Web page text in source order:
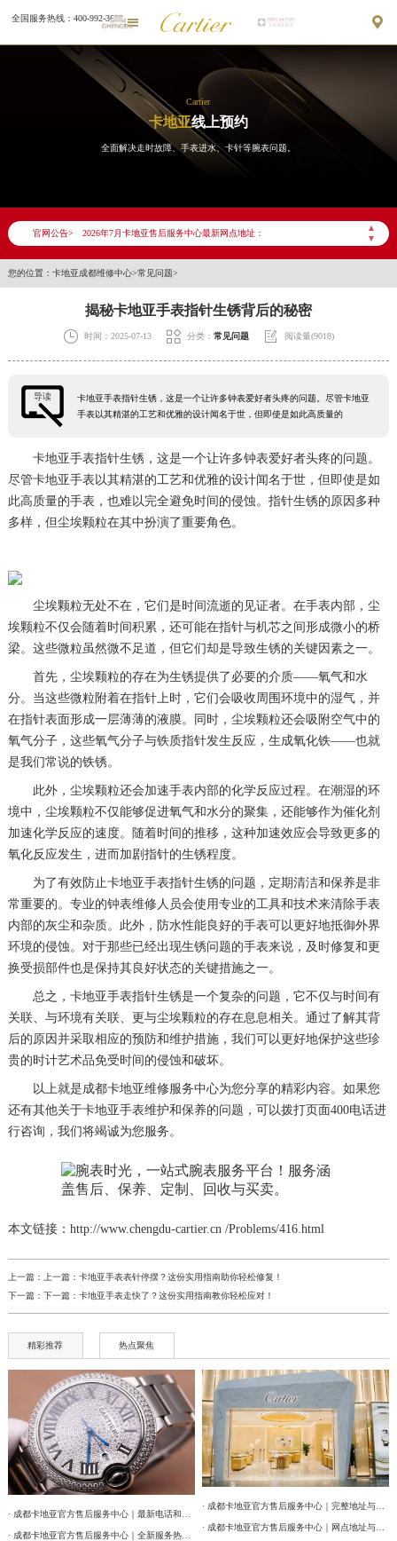
全国服务热线：400-992-3692 
Cartier
卡地亚线上预约
全面解决走时故障、手表进水、卡针等腕表问题。
官网公告>
▲
▼
2026年7月成都市卡地亚官方售后客户服务热线：400-992-3692
2026年7月卡地亚售后服务中心最新网点地址：
成都市锦江区人民东路6号SAC东原中心写字楼24层2406B室（需提前预约）
节假日正常营业！
您的位置： 卡地亚成都维修中心>常见问题>
揭秘卡地亚手表指针生锈背后的秘密
 时间：2025-07-13  分类： 常见问题  阅读量(9018)
导读
卡地亚手表指针生锈，这是一个让许多钟表爱好者头疼的问题。尽管卡地亚
手表以其精湛的工艺和优雅的设计闻名于世，但即使是如此高质量的
卡地亚手表指针生锈，这是一个让许多钟表爱好者头疼的问题。
尽管卡地亚手表以其精湛的工艺和优雅的设计闻名于世，但即使是如
此高质量的手表，也难以完全避免时间的侵蚀。指针生锈的原因多种
多样，但尘埃颗粒在其中扮演了重要角色。
尘埃颗粒无处不在，它们是时间流逝的见证者。在手表内部，尘
埃颗粒不仅会随着时间积累，还可能在指针与机芯之间形成微小的桥
梁。这些微粒虽然微不足道，但它们却是导致生锈的关键因素之一。
首先，尘埃颗粒的存在为生锈提供了必要的介质——氧气和水
分。当这些微粒附着在指针上时，它们会吸收周围环境中的湿气，并
在指针表面形成一层薄薄的液膜。同时，尘埃颗粒还会吸附空气中的
氧气分子，这些氧气分子与铁质指针发生反应，生成氧化铁——也就
是我们常说的铁锈。
此外，尘埃颗粒还会加速手表内部的化学反应过程。在潮湿的环
境中，尘埃颗粒不仅能够促进氧气和水分的聚集，还能够作为催化剂
加速化学反应的速度。随着时间的推移，这种加速效应会导致更多的
氧化反应发生，进而加剧指针的生锈程度。
为了有效防止卡地亚手表指针生锈的问题，定期清洁和保养是非
常重要的。专业的钟表维修人员会使用专业的工具和技术来清除手表
内部的灰尘和杂质。此外，防水性能良好的手表可以更好地抵御外界
环境的侵蚀。对于那些已经出现生锈问题的手表来说，及时修复和更
换受损部件也是保持其良好状态的关键措施之一。
总之，卡地亚手表指针生锈是一个复杂的问题，它不仅与时间有
关联、与环境有关联、更与尘埃颗粒的存在息息相关。通过了解其背
后的原因并采取相应的预防和维护措施，我们可以更好地保护这些珍
贵的时计艺术品免受时间的侵蚀和破坏。
以上就是成都卡地亚维修服务中心为您分享的精彩内容。如果您
还有其他关于卡地亚手表维护和保养的问题，可以拨打页面400电话进
行咨询，我们将竭诚为您服务。
本文链接：http://www.chengdu-cartier.cn /Problems/416.html
上一篇：上一篇： 卡地亚手表表针停摆？这份实用指南助你轻松修复！
下一篇：下一篇： 卡地亚手表走快了？这份实用指南教你轻松应对！
精彩推荐 热点聚焦
· 成都卡地亚官方售后服务中心｜全新服务热线及门店地址权威信息公告（2026年7月最新）